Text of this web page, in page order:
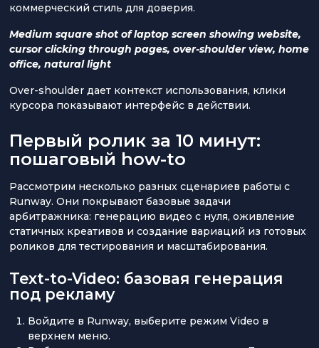
коммерческий стиль для доверия.
Medium square shot of laptop screen showing website,
cursor clicking through pages, over-shoulder view, home
office, natural light
Over-shoulder дает контекст использования, клики
курсора показывают интерфейс в действии.
Первый ролик за 10 минут:
пошаговый how-to
Рассмотрим несколько разных сценариев работы с
Runway. Они покрывают базовые задачи
арбитражника: генерацию видео с нуля, оживление
статичных креативов и создание вариаций из готовых
роликов для тестирования и масштабирования.
Text-to-Video: базовая генерация
под рекламу
Войдите в Runway, выберите режим Video в
верхнем меню.